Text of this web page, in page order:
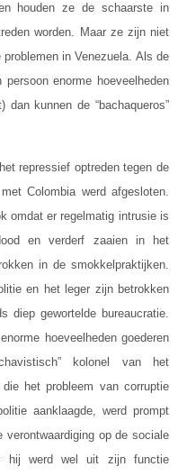
houden ze de schaarste in
worden. Maar ze zijn niet
in Venezuela. Als de
enorme hoeveelheden
kunnen de “bachaqueros”
repressief optreden tegen de
Colombia werd afgesloten.
omdat er regelmatig intrusie is
en verderf zaaien in het
in de smokkelpraktijken.
en het leger zijn betrokken
diep gewortelde bureaucratie.
hoeveelheden goederen
kolonel van het
het probleem van corruptie
aanklaagde, werd prompt
verontwaardiging op de sociale
hij werd wel uit zijn functie